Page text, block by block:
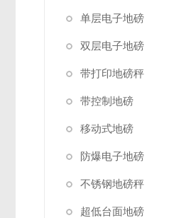
单层电子地磅
双层电子地磅
带打印地磅秤
带控制地磅
移动式地磅
防爆电子地磅
不锈钢地磅秤
超低台面地磅